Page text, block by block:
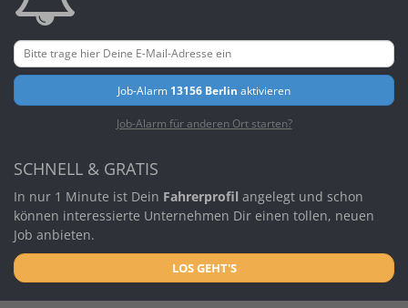
Job-Alarm 13156 Berlin aktivieren
Job-Alarm für anderen Ort starten?
SCHNELL & GRATIS
In nur 1 Minute ist Dein Fahrerprofil angelegt und schon
können interessierte Unternehmen Dir einen tollen, neuen
Job anbieten.
LOS GEHT'S